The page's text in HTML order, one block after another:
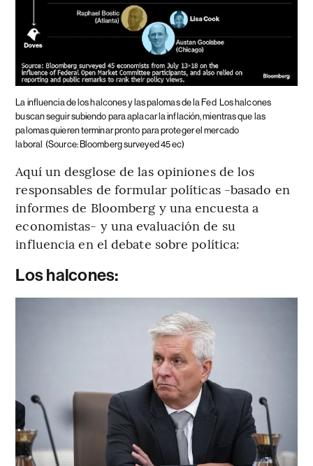
La influencia de los halcones y las palomas de la Fed Los halcones
buscan seguir subiendo para aplacar la inflación, mientras que las
palomas quieren terminar pronto para proteger el mercado
laboral (Source: Bloomberg surveyed 45 ec)
Aquí un desglose de las opiniones de los
responsables de formular políticas -basado en
informes de Bloomberg y una encuesta a
economistas- y una evaluación de su
influencia en el debate sobre política:
Los halcones: